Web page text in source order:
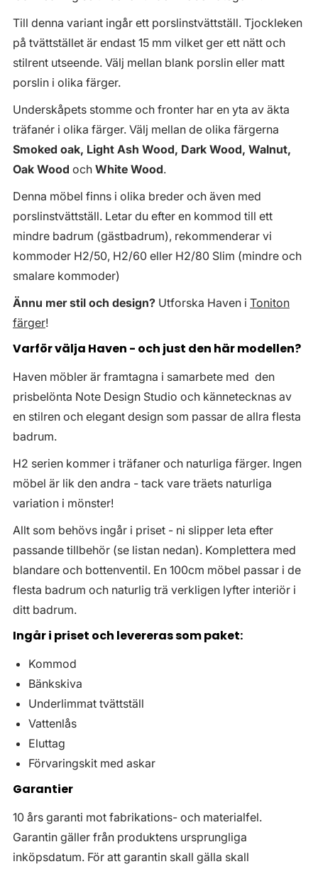
Till denna variant ingår ett porslinstvättställ. Tjockleken
på tvättstället är endast 15 mm vilket ger ett nätt och
stilrent utseende. Välj mellan blank porslin eller matt
porslin i olika färger.
Underskåpets stomme och fronter har en yta av äkta
träfanér i olika färger. Välj mellan de olika färgerna
Smoked oak, Light Ash Wood, Dark Wood, Walnut,
Oak Wood och White Wood.
Denna möbel finns i olika breder och även med
porslinstvättställ. Letar du efter en kommod till ett
mindre badrum (gästbadrum), rekommenderar vi
kommoder H2/50, H2/60 eller H2/80 Slim (mindre och
smalare kommoder)
Ännu mer stil och design? Utforska Haven i Toniton
färger!
Varför välja Haven - och just den här modellen?
Haven möbler är framtagna i samarbete med den
prisbelönta Note Design Studio och kännetecknas av
en stilren och elegant design som passar de allra flesta
badrum.
H2 serien kommer i träfaner och naturliga färger. Ingen
möbel är lik den andra - tack vare träets naturliga
variation i mönster!
Allt som behövs ingår i priset - ni slipper leta efter
passande tillbehör (se listan nedan). Komplettera med
blandare och bottenventil. En 100cm möbel passar i de
flesta badrum och naturlig trä verkligen lyfter interiör i
ditt badrum.
Ingår i priset och levereras som paket:
Kommod
Bänkskiva
Underlimmat tvättställ
Vattenlås
Eluttag
Förvaringskit med askar
Garantier
10 års garanti mot fabrikations- och materialfel.
Garantin gäller från produktens ursprungliga
inköpsdatum. För att garantin skall gälla skall